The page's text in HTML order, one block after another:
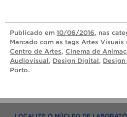
Publicado em 10/06/2016, nas
Marcado com as tags Artes Visuais
Centro de Artes, Cinema de
Audiovisual, Design Digital,
Porto.
LOCALIZE O NÚCLEO DE